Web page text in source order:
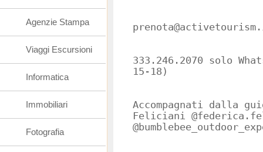
333.246.2070 solo
15-18)
Accompagnati dalla
Feliciani
Agenzie Stampa
Viaggi Escursioni
Informatica
Immobiliari
Fotografia